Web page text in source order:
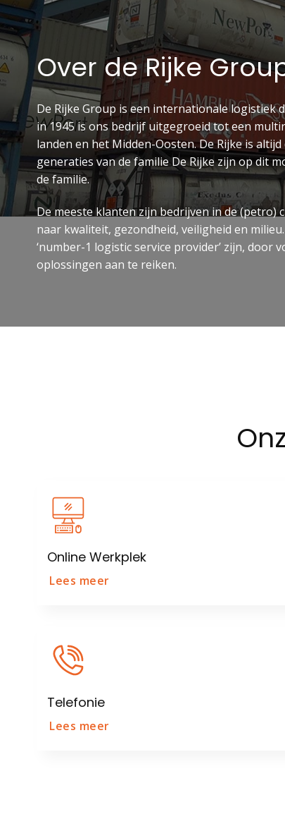
Over de Rijke
De Rijke Group is een internationale logistiek
in 1945 is ons bedrijf uitgegroeid tot een
landen en het Midden-Oosten. De Rijke is
generaties van de familie De Rijke zijn op dit
de familie.
De meeste klanten zijn bedrijven in de (petro)
naar kwaliteit, gezondheid, veiligheid en
‘number-1 logistic service provider’ zijn,
oplossingen aan te reiken.
Online Werkplek
Lees meer
Telefonie
Lees meer